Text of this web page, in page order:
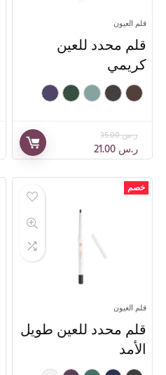
قلم العيون
قلم محدد للعين
كريمي
ر.س35.00
ر.س21.00
خصم
قلم العيون
قلم محدد للعين طويل
الأمد